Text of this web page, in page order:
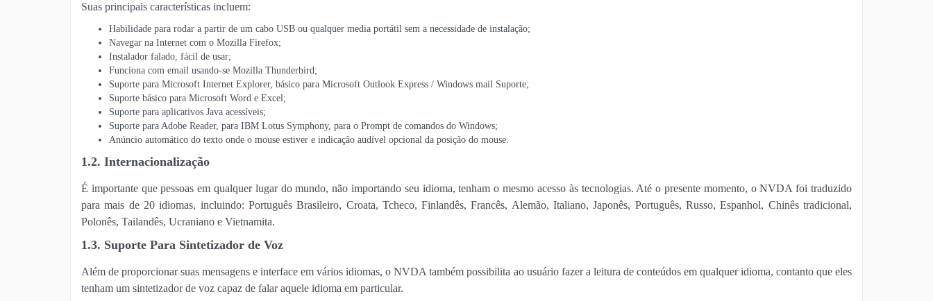
Suas principais características incluem:
Habilidade para rodar a partir de um cabo USB ou qualquer media portátil sem a necessidade de instalação;
Navegar na Internet com o Mozilla Firefox;
Instalador falado, fácil de usar;
Funciona com email usando-se Mozilla Thunderbird;
Suporte para Microsoft Internet Explorer, básico para Microsoft Outlook Express / Windows mail Suporte;
Suporte básico para Microsoft Word e Excel;
Suporte para aplicativos Java acessíveis;
Suporte para Adobe Reader, para IBM Lotus Symphony, para o Prompt de comandos do Windows;
Anúncio automático do texto onde o mouse estiver e indicação audível opcional da posição do mouse.
1.2. Internacionalização
É importante que pessoas em qualquer lugar do mundo, não importando seu idioma, tenham o mesmo acesso às tecnologias. Até o presente momento, o NVDA foi traduzido
para mais de 20 idiomas, incluindo: Português Brasileiro, Croata, Tcheco, Finlandês, Francês, Alemão, Italiano, Japonês, Português, Russo, Espanhol, Chinês tradicional,
Polonês, Tailandês, Ucraniano e Vietnamita.
1.3. Suporte Para Sintetizador de Voz
Além de proporcionar suas mensagens e interface em vários idiomas, o NVDA também possibilita ao usuário fazer a leitura de conteúdos em qualquer idioma, contanto que eles
tenham um sintetizador de voz capaz de falar aquele idioma em particular.